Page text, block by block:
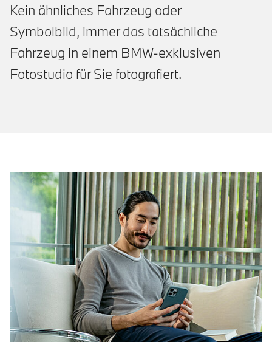
Kein ähnliches Fahrzeug oder
Symbolbild, immer das tatsächliche
Fahrzeug in einem BMW-exklusiven
Fotostudio für Sie fotografiert.